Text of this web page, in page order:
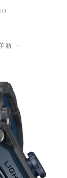
新 －